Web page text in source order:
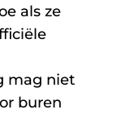
als ze
mag niet
buren